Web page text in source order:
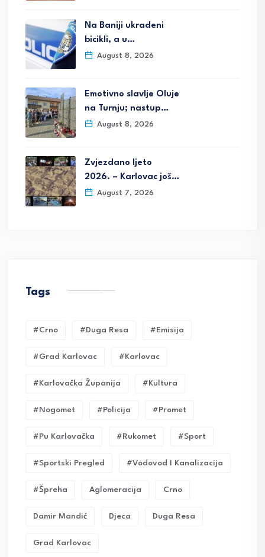
Na Baniji ukradeni
bicikli, a u…
August 8, 2026
Emotivno slavlje Oluje
na Turnju; nastup…
August 8, 2026
Zvjezdano ljeto
2026. – Karlovac još…
August 7, 2026
Tags
#crno #duga Resa #emisija
#grad Karlovac #karlovac
#karlovačka Županija #kultura
#nogomet #policija #promet
#pu Karlovačka #rukomet #sport
#sportski Pregled #vodovod I Kanalizacija
#Špreha Aglomeracija Crno
Damir Mandić Djeca Duga Resa
Grad Karlovac